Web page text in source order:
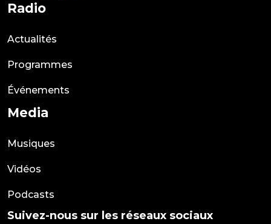
Radio
Actualités
Programmes
Événements
Media
Musiques
Vidéos
Podcasts
Suivez-nous sur les réseaux sociaux